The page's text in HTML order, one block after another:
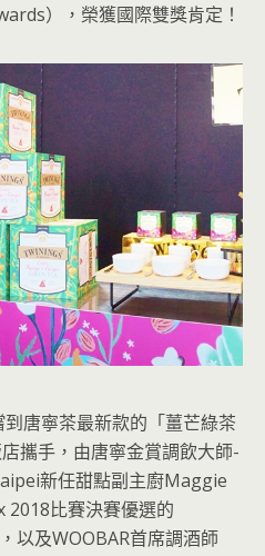
），榮獲國際雙獎肯定！
唐寧茶最新款的「薑芒綠茶
攜手，由唐寧金賞調飲大師-
新任甜點副主廚Maggie
2018比賽決賽優選的
以及WOOBAR首席調酒師